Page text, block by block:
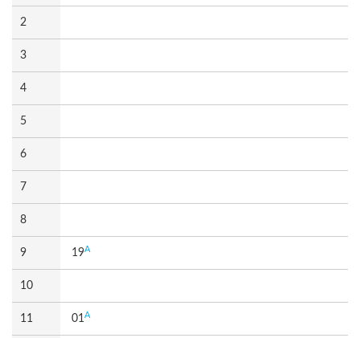
2
3
4
5
6
7
8
9 19A
10
11 01A